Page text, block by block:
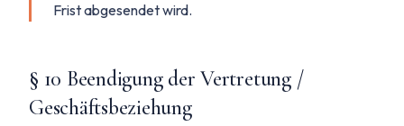
Frist abgesendet wird.
§ 10 Beendigung der Vertretung /
Geschäftsbeziehung